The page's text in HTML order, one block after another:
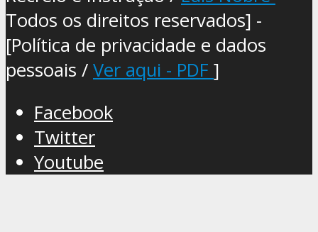
Todos os direitos reservados] -
[Política de privacidade e dados
pessoais / Ver aqui - PDF ]
Facebook
Twitter
Youtube